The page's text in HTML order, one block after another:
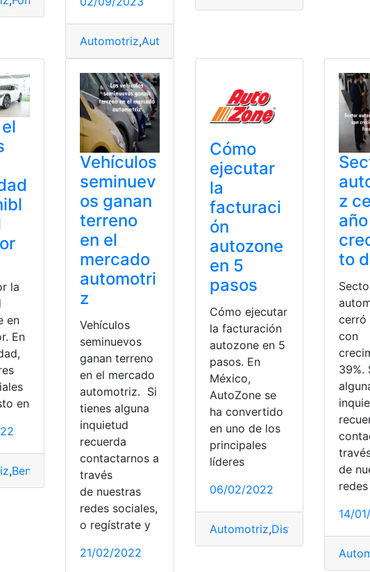
Automotriz,Autos
Vehículos
la
en
En
en
,Beneficios Hyundai
Vehículos
seminuev
os ganan
terreno
en el
mercado
automotri
z
Vehículos
seminuevos
ganan terreno
en el mercado
automotriz. Si
tienes alguna
inquietud
recuerda
contactarnos a
través
de nuestras
redes sociales,
o regístrate y
21/02/2022
Cómo
ejecutar
la
facturaci
ón
autozone
en 5
pasos
Cómo ejecutar
la facturación
autozone en 5
pasos. En
México,
AutoZone se
ha convertido
en uno de los
principales
líderes
06/02/2022
Automotriz,Distribución
z
to
cerró
con
39%.
de
14/